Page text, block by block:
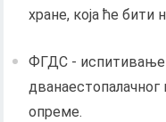
хране, која ће бити
ФГДС - испитивање
опреме.